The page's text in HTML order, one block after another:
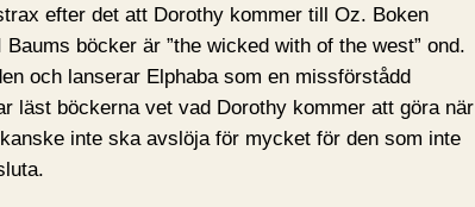
efter det att Dorothy kommer till Oz. Boken
böcker är ”the wicked with of the west” ond.
och lanserar Elphaba som en missförstådd
läst böckerna vet vad Dorothy kommer att göra när
inte ska avslöja för mycket för den som inte